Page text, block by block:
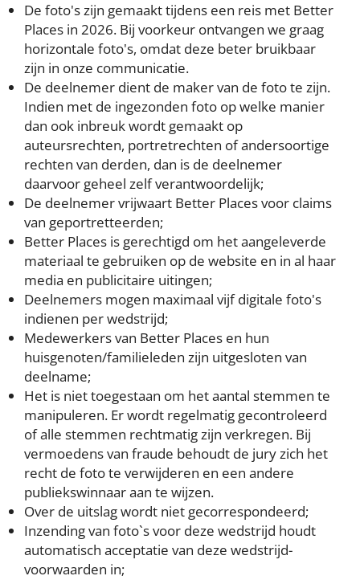
De foto's zijn gemaakt tijdens een reis met Better
Places in 2026. Bij voorkeur ontvangen we graag
horizontale foto's, omdat deze beter bruikbaar
zijn in onze communicatie.
De deelnemer dient de maker van de foto te zijn.
Indien met de ingezonden foto op welke manier
dan ook inbreuk wordt gemaakt op
auteursrechten, portretrechten of andersoortige
rechten van derden, dan is de deelnemer
daarvoor geheel zelf verantwoordelijk;
De deelnemer vrijwaart Better Places voor claims
van geportretteerden;
Better Places is gerechtigd om het aangeleverde
materiaal te gebruiken op de website en in al haar
media en publicitaire uitingen;
Deelnemers mogen maximaal vijf digitale foto's
indienen per wedstrijd;
Medewerkers van Better Places en hun
huisgenoten/familieleden zijn uitgesloten van
deelname;
Het is niet toegestaan om het aantal stemmen te
manipuleren. Er wordt regelmatig gecontroleerd
of alle stemmen rechtmatig zijn verkregen. Bij
vermoedens van fraude behoudt de jury zich het
recht de foto te verwijderen en een andere
publiekswinnaar aan te wijzen.
Over de uitslag wordt niet gecorrespondeerd;
Inzending van foto`s voor deze wedstrijd houdt
automatisch acceptatie van deze wedstrijd-
voorwaarden in;